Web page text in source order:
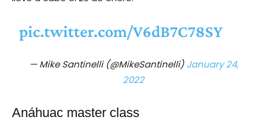
pic.twitter.com/V6dB7C78SY
— Mike Santinelli (@MikeSantinelli) January 24,
2022
Anáhuac master class